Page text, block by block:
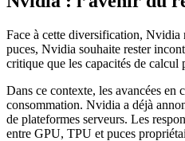
Face à cette diversification, Nvidia
puces, Nvidia souhaite rester
critique que les capacités de calcul
Dans ce contexte, les avancées en
consommation. Nvidia a déjà
de plateformes serveurs. Les
entre GPU, TPU et puces